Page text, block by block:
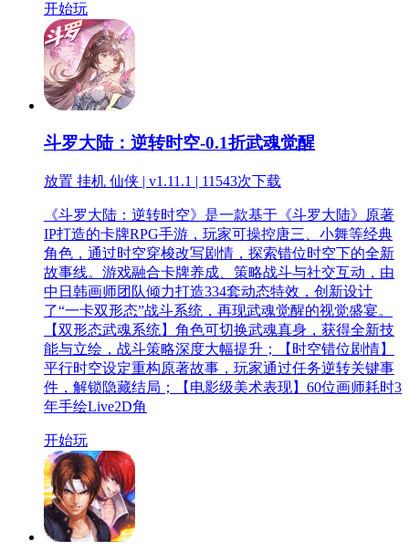
开始玩
斗罗大陆：逆转时空-0.1折武魂觉醒
放置 挂机 仙侠 | v1.11.1 | 11543次下载
《斗罗大陆：逆转时空》是一款基于《斗罗大陆》原著
IP打造的卡牌RPG手游，玩家可操控唐三、小舞等经典
角色，通过时空穿梭改写剧情，探索错位时空下的全新
故事线。游戏融合卡牌养成、策略战斗与社交互动，由
中日韩画师团队倾力打造334套动态特效，创新设计
了“一卡双形态”战斗系统，再现武魂觉醒的视觉盛宴。
【双形态武魂系统】角色可切换武魂真身，获得全新技
能与立绘，战斗策略深度大幅提升；【时空错位剧情】
平行时空设定重构原著故事，玩家通过任务逆转关键事
件，解锁隐藏结局；【电影级美术表现】60位画师耗时3
年手绘Live2D角
开始玩